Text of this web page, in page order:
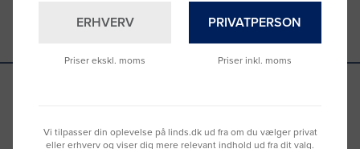
Se hvad vores kunder siger
ERHVERV
Priser ekskl. moms
PRIVATPERSON
Priser inkl. moms
Vi tilpasser din oplevelse på linds.dk ud fra om du vælger privat
eller erhverv og viser dig mere relevant indhold ud fra dit valg.